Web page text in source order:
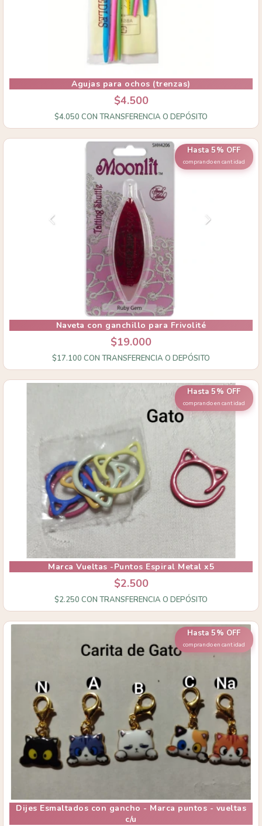
Agujas para ochos (trenzas)
$4.500
$4.050 CON TRANSFERENCIA O DEPÓSITO
Hasta 5% OFF
comprando en cantidad
Naveta con ganchillo para Frivolité
$19.000
$17.100 CON TRANSFERENCIA O DEPÓSITO
Hasta 5% OFF
comprando en cantidad
Marca Vueltas -Puntos Espiral Metal x5
$2.500
$2.250 CON TRANSFERENCIA O DEPÓSITO
Hasta 5% OFF
comprando en cantidad
Dijes Esmaltados con gancho - Marca puntos - vueltas
c/u